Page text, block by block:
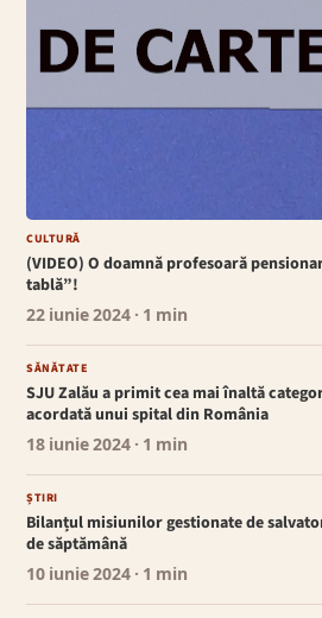
CULTURĂ
(VIDEO) O doamnă profesoară
tablă”!
22 iunie 2024 · 1 min
SĂNĂTATE
SJU Zalău a primit cea mai înaltă
acordată unui spital din România
18 iunie 2024 · 1 min
ȘTIRI
Bilanțul misiunilor gestionate de
de săptămână
10 iunie 2024 · 1 min